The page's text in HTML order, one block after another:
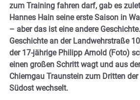
zum Training fahren darf, gab es
Hannes Hain seine erste Saison in
– aber das ist eine andere
Geschichte an der Landwehrstraße
der 17-jährige Philipp Arnold (Foto)
einen großen Schritt wagt und aus
Chiemgau Traunstein zum Dritten
Südost wechselt.